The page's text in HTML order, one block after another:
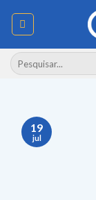
Pesquisar
por:
19
jul